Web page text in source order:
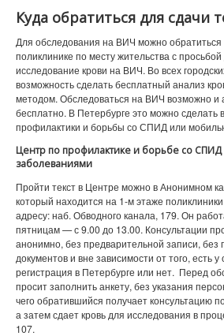
Куда обратиться для сдачи
Для обследования на ВИЧ можно обратиться
поликлинике по месту жительства с
исследование крови на ВИЧ. Во всех
возможность сделать бесплатный анализ
методом. Обследоваться на ВИЧ возможно и
бесплатно. В Петербурге это можно сделать
профилактики и борьбы со СПИД или
Центр по профилактике и борьбе со
заболеваниями
Пройти текст в Центре можно в Анонимном
который находится на 1-м этаже
адресу: наб. Обводного канала, 179. Он
пятницам — с 9.00 до 13.00. Консультации
анонимно, без предварительной записи, без
документов и вне зависимости от того, есть
регистрация в Петербурге или нет. Перед
просит заполнить анкету, без указания
чего обратившийся получает консультацию
а затем сдает кровь для исследования в
107.